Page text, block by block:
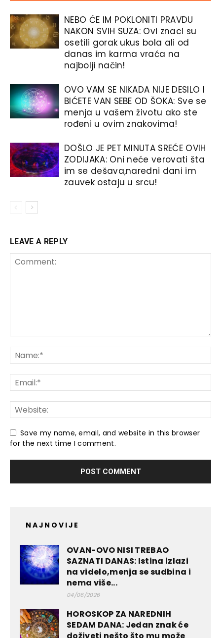
NEBO ĆE IM POKLONITI PRAVDU
NAKON SVIH SUZA: Ovi znaci su
osetili gorak ukus bola ali od
danas im karma vraća na
najbolji način!
OVO VAM SE NIKADA NIJE DESILO I
BIĆETE VAN SEBE OD ŠOKA: Sve se
menja u vašem životu ako ste
rođeni u ovim znakovima!
DOŠLO JE PET MINUTA SREĆE OVIH
ZODIJAKA: Oni neće verovati šta
im se dešava,naredni dani im
zauvek ostaju u srcu!
LEAVE A REPLY
Save my name, email, and website in this browser
for the next time I comment.
NAJNOVIJE
OVAN-OVO NISI TREBAO
SAZNATI DANAS: Istina izlazi
na videlo,menja se sudbina i
nema više...
04/06/2026
HOROSKOP ZA NAREDNIH
SEDAM DANA: Jedan znak će